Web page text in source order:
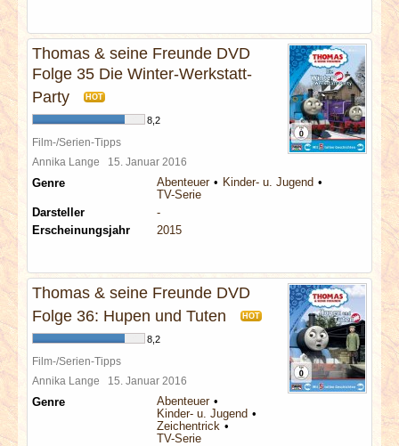
Thomas & seine Freunde DVD
Folge 35 Die Winter-Werkstatt-
Party
HOT
8,2
Film-/Serien-Tipps
Annika Lange 15. Januar 2016
Genre Abenteuer
Kinder- u. Jugend
TV-Serie
Darsteller
-
Erscheinungsjahr
2015
Thomas & seine Freunde DVD
Folge 36: Hupen und Tuten
HOT
8,2
Film-/Serien-Tipps
Annika Lange 15. Januar 2016
Genre
Abenteuer
Kinder- u. Jugend
Zeichentrick
TV-Serie